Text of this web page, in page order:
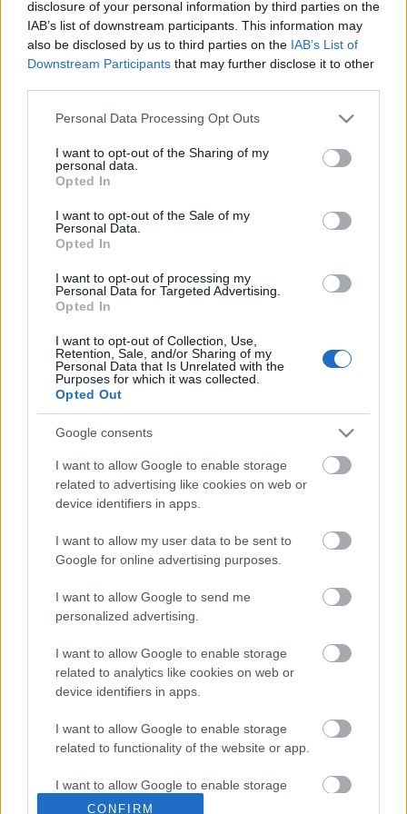
disclosure of your personal information by third parties on the
IAB’s list of downstream participants. This information may
also be disclosed by us to third parties on the IAB’s List of
Downstream Participants that may further disclose it to other
Please note that this website/app uses one or more Google
not limited to your visit or usage behaviour. You may click to
grant or deny consent to Google and its third-party tags to
use your data for below specified purposes in below Google
consent section.
Personal Data Processing Opt Outs
I want to opt-out of the Sharing of my
personal data.
Opted In
I want to opt-out of the Sale of my
Personal Data.
Opted In
I want to opt-out of processing my
Personal Data for Targeted Advertising.
Opted In
I want to opt-out of Collection, Use,
Retention, Sale, and/or Sharing of my
Personal Data that Is Unrelated with the
Purposes for which it was collected.
Opted Out
Google consents
I want to allow Google to enable storage
related to advertising like cookies on web or
device identifiers in apps.
I want to allow my user data to be sent to
Google for online advertising purposes.
I want to allow Google to send me
personalized advertising.
I want to allow Google to enable storage
related to analytics like cookies on web or
device identifiers in apps.
I want to allow Google to enable storage
related to functionality of the website or app.
I want to allow Google to enable storage
related to personalization.
CONFIRM
Három mérkőzéssel folytatódik csapataink
felkészülési programja. A Fehérvár a Skalica
otthonában, az Újpest Léván lép jégre, az egyetlen ...
Szlovák válogatott csatár a Mol
Ligában
F. Kapus •2012. augusztus 30.
csatár,Erik Caladiis az érsekújvári Ice Tigersben
folytatja pályafutását.
Kiütéses dunaújvárosi vereség
2012. augusztus 29.
Úgy tűnik, nem múlhat el előszezon nagy
gólkülönbségű dunaújvárosi vereség nélkül. Míg
tavaly a másodosztályú
nagyon ...
Mariborba utazik a juniorválogatott
Pénteken este hétkor, szombaton pedig délután
egykor Szlovénia U20-as válogatottja ellen kezdi a
felkészülést a decemberi világbajnokságra a magyar